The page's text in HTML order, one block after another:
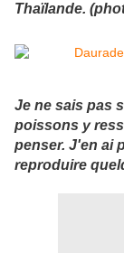
Thaïlande.
Je ne sais pas
poissons y
penser. J'en ai
reproduire